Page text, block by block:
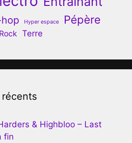
Hyper espace Pépère
Rock Terre
récents
& Highbloo – Last
fin